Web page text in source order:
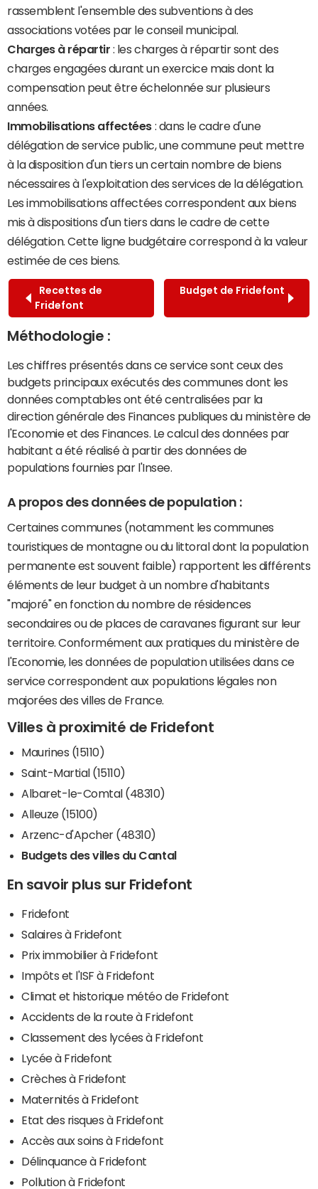
rassemblent l'ensemble des subventions à des
associations votées par le conseil municipal.
Charges à répartir : les charges à répartir sont des
charges engagées durant un exercice mais dont la
compensation peut être échelonnée sur plusieurs
années.
Immobilisations affectées : dans le cadre d'une
délégation de service public, une commune peut mettre
à la disposition d'un tiers un certain nombre de biens
nécessaires à l'exploitation des services de la délégation.
Les immobilisations affectées correspondent aux biens
mis à dispositions d'un tiers dans le cadre de cette
délégation. Cette ligne budgétaire correspond à la valeur
estimée de ces biens.
Recettes de
Fridefont
Budget de Fridefont
Méthodologie :
Les chiffres présentés dans ce service sont ceux des
budgets principaux exécutés des communes dont les
données comptables ont été centralisées par la
direction générale des Finances publiques du ministère de
l'Economie et des Finances. Le calcul des données par
habitant a été réalisé à partir des données de
populations fournies par l'Insee.
A propos des données de population :
Certaines communes (notamment les communes
touristiques de montagne ou du littoral dont la population
permanente est souvent faible) rapportent les différents
éléments de leur budget à un nombre d'habitants
"majoré" en fonction du nombre de résidences
secondaires ou de places de caravanes figurant sur leur
territoire. Conformément aux pratiques du ministère de
l'Economie, les données de population utilisées dans ce
service correspondent aux populations légales non
majorées des villes de France.
Villes à proximité de Fridefont
Maurines (15110)
Saint-Martial (15110)
Albaret-le-Comtal (48310)
Alleuze (15100)
Arzenc-d'Apcher (48310)
Budgets des villes du Cantal
En savoir plus sur Fridefont
Fridefont
Salaires à Fridefont
Prix immobilier à Fridefont
Impôts et l'ISF à Fridefont
Climat et historique météo de Fridefont
Accidents de la route à Fridefont
Classement des lycées à Fridefont
Lycée à Fridefont
Crèches à Fridefont
Maternités à Fridefont
Etat des risques à Fridefont
Accès aux soins à Fridefont
Délinquance à Fridefont
Pollution à Fridefont